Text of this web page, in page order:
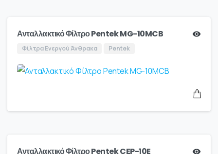
Ανταλλακτικό Φίλτρο Pentek MG-10MCB
Φίλτρα Ενεργού Άνθρακα Pentek
Ανταλλακτικό Φίλτρο Pentek CEP-10E